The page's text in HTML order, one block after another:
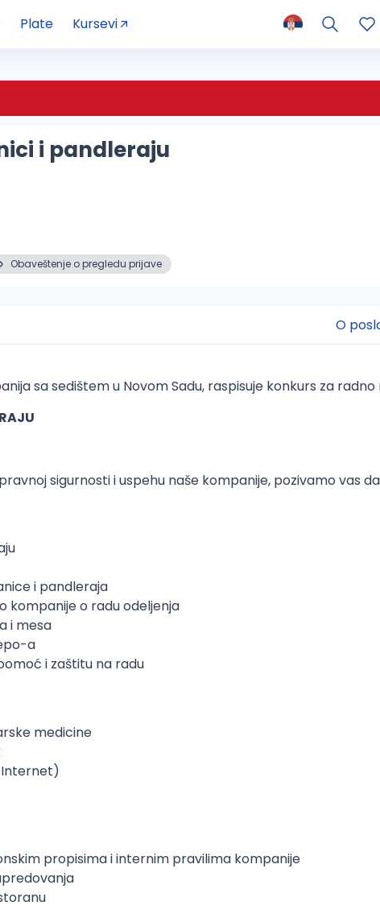
Plate Kursevi
i pandleraju
Obaveštenje o pregledu prijave
O
sa sedištem u Novom Sadu, raspisuje konkurs za radno
sigurnosti i uspehu naše kompanije, pozivamo vas
i pandleraja
kompanije o radu odeljenja
i mesa
a
i zaštitu na radu
medicine
Internet)
propisima i internim pravilima kompanije